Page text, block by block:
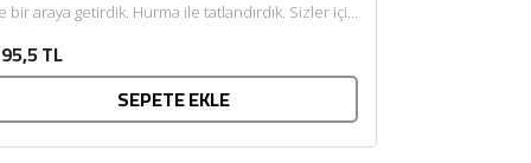
bir araya getirdik. Hurma ile tatlandırdık. Sizler için
TL
SEPETE EKLE